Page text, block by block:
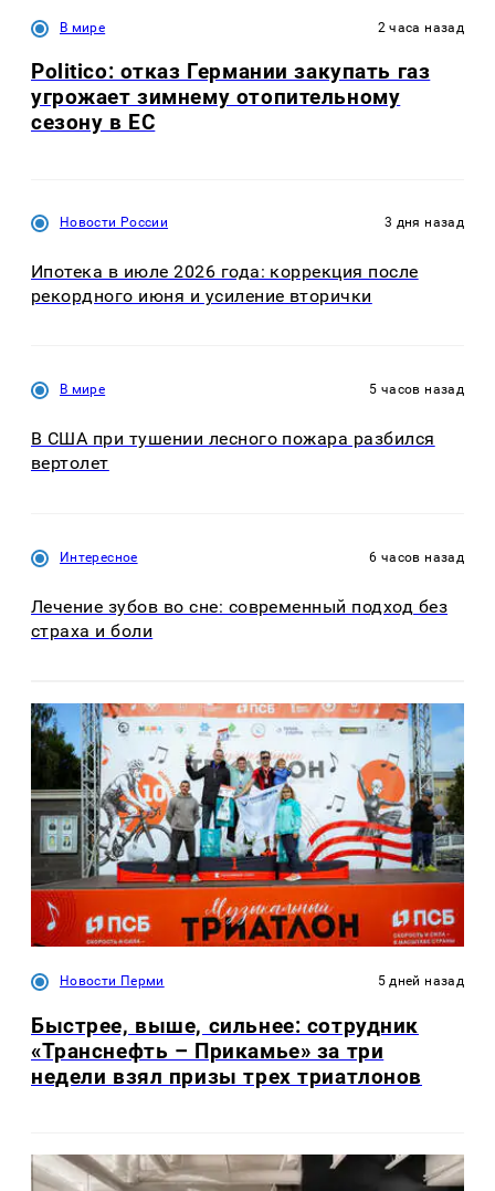
В мире 2 часа назад
Politico: отказ Германии закупать газ
угрожает зимнему отопительному
сезону в ЕС
Новости России 3 дня назад
Ипотека в июле 2026 года: коррекция после
рекордного июня и усиление вторички
В мире 5 часов назад
В США при тушении лесного пожара разбился
вертолет
Интересное 6 часов назад
Лечение зубов во сне: современный подход без
страха и боли
Новости Перми 5 дней назад
Быстрее, выше, сильнее: сотрудник
«Транснефть – Прикамье» за три
недели взял призы трех триатлонов